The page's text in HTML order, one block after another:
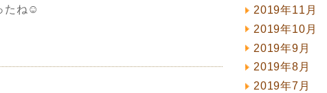
たね☺︎
2019年11月
2019年10月
2019年9月
2019年8月
2019年7月